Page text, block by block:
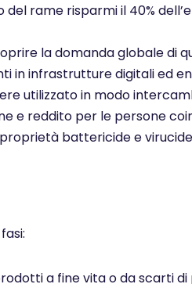
rame risparmi il 40%
la domanda globale di
in infrastrutture digitali ed
utilizzato in modo
e reddito per le persone
battericide e
a fine vita o da scarti